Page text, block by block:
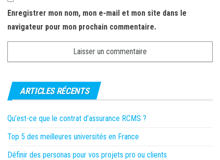
Enregistrer mon nom, mon e-mail et mon site dans le
navigateur pour mon prochain commentaire.
ARTICLES RÉCENTS
Qu’est-ce que le contrat d’assurance RCMS ?
Top 5 des meilleures universités en France
Définir des personas pour vos projets pro ou clients